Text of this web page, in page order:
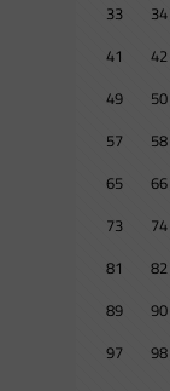
33
34
41
42
49
50
57
58
65
66
73
74
81
82
89
90
97
98